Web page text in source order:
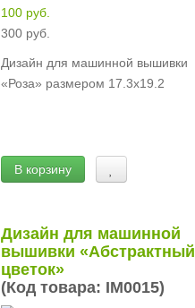
100 руб.
300 руб.
Дизайн для машинной вышивки
«Роза» размером 17.3х19.2
В корзину
Дизайн для машинной
вышивки «Абстрактный
цветок»
(Код товара: IM0015)